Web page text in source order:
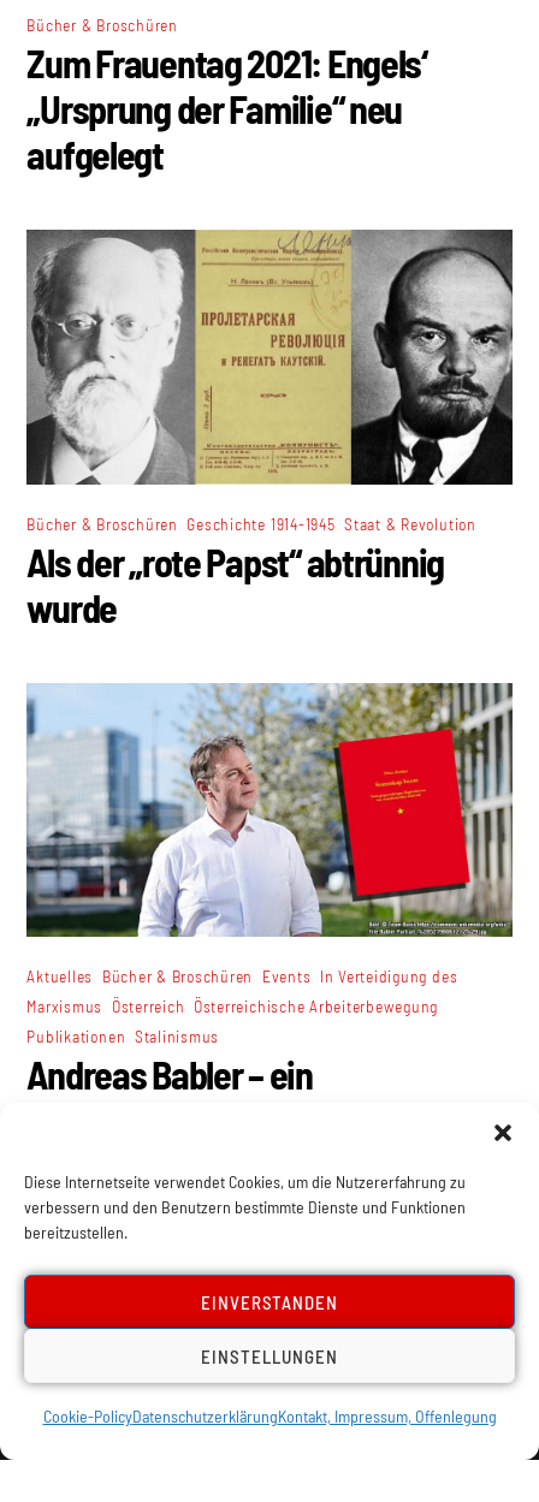
Diese Internetseite verwendet Cookies, um die Nutzererfahrung zu
verbessern und den Benutzern bestimmte Dienste und Funktionen
bereitzustellen.
EINVERSTANDEN
EINSTELLUNGEN
Cookie-PolicyDatenschutzerklärungKontakt, Impressum, Offenlegung
Bücher & Broschüren
Zum Frauentag 2021: Engels‘
„Ursprung der Familie“ neu
aufgelegt
Bücher & Broschüren Geschichte 1914-1945 ,Staat & Revolution
Als der „rote Papst“ abtrünnig
wurde
Aktuelles Bücher & Broschüren Events In Verteidigung des
Marxismus
Österreich Österreichische Arbeiterbewegung
Publikationen Stalinismus
Andreas Babler – ein